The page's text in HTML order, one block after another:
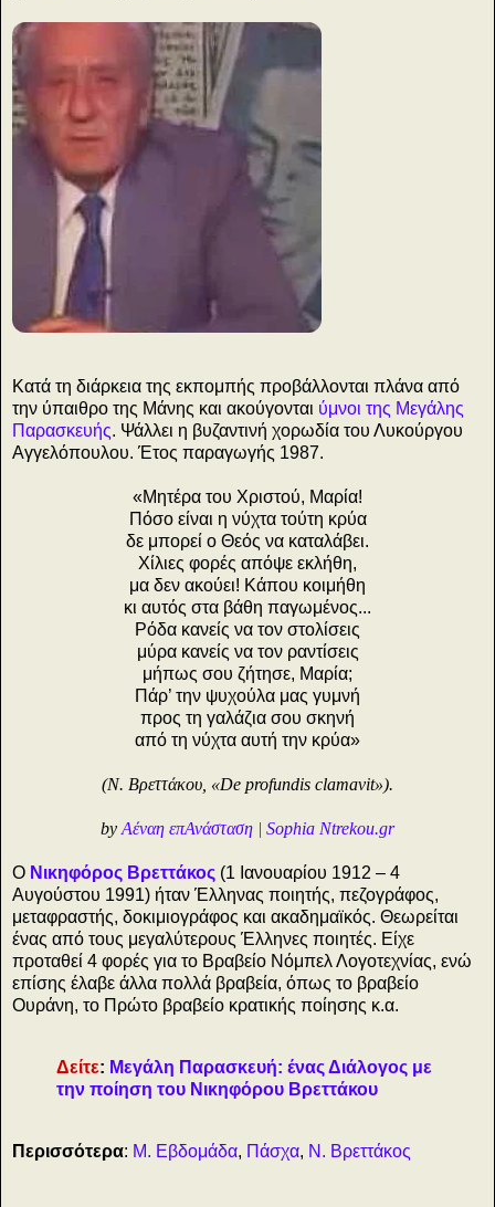
Κατά τη διάρκεια της εκπομπής προβάλλονται πλάνα από
την ύπαιθρο της Μάνης και ακούγονται ύμνοι της Μεγάλης
Παρασκευής. Ψάλλει η βυζαντινή χορωδία του Λυκούργου
Αγγελόπουλου. Έτος παραγωγής 1987.
«Μητέρα του Χριστού, Μαρία!
Πόσο είναι η νύχτα τούτη κρύα
δε μπορεί ο Θεός να καταλάβει.
Χίλιες φορές απόψε εκλήθη,
μα δεν ακούει! Κάπου κοιμήθη
κι αυτός στα βάθη παγωμένος...
Ρόδα κανείς να τον στολίσεις
μύρα κανείς να τον ραντίσεις
μήπως σου ζήτησε, Μαρία;
Πάρ’ την ψυχούλα μας γυμνή
προς τη γαλάζια σου σκηνή
από τη νύχτα αυτή την κρύα»
(Ν. Βρεττάκου, «De profundis clamavit»).
byΑέναη επΑνάσταση | Sophia Ntrekou.gr
Ο Νικηφόρος Βρεττάκος (1 Ιανουαρίου 1912 – 4
Αυγούστου 1991) ήταν Έλληνας ποιητής, πεζογράφος,
μεταφραστής, δοκιμιογράφος και ακαδημαϊκός. Θεωρείται
ένας από τους μεγαλύτερους Έλληνες ποιητές. Είχε
προταθεί 4 φορές για το Βραβείο Νόμπελ Λογοτεχνίας, ενώ
επίσης έλαβε άλλα πολλά βραβεία, όπως το βραβείο
Ουράνη, το Πρώτο βραβείο κρατικής ποίησης κ.α.
Δείτε: Μεγάλη Παρασκευή: ένας Διάλογος με
την ποίηση του Νικηφόρου Βρεττάκου
Περισσότερα: Μ. Εβδομάδα, Πάσχα, Ν. Βρεττάκος